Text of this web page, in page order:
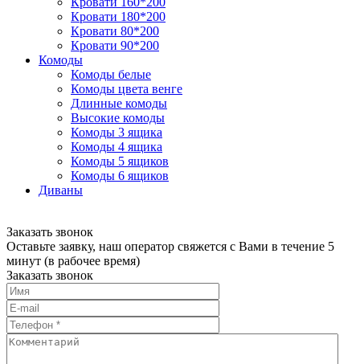
Кровати 180*200
Кровати 80*200
Кровати 90*200
Комоды
Комоды белые
Комоды цвета венге
Длинные комоды
Высокие комоды
Комоды 3 ящика
Комоды 4 ящика
Комоды 5 ящиков
Комоды 6 ящиков
Диваны
Заказать звонок
Оставьте заявку, наш оператор свяжется с Вами в течение 5
минут (в рабочее время)
Заказать звонок